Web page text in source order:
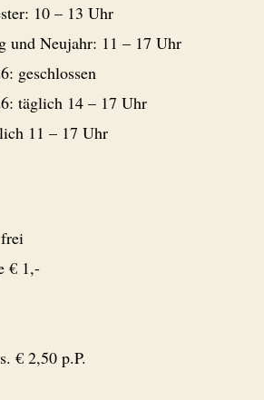
10 – 13 Uhr
und Neujahr: 11 – 17 Uhr
geschlossen
täglich 14 – 17 Uhr
11 – 17 Uhr
€ 1,-
€ 2,50 p.P.